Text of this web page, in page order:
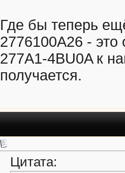
Где бы теперь
2776100A26 - это
277A1-4BU0A к
получается.
Цитата: